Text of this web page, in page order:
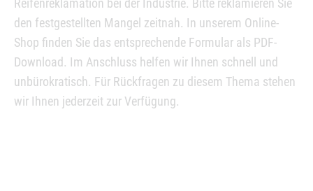
Reifenreklamation bei der Industrie. Bitte reklamieren Sie
den festgestellten Mangel zeitnah. In unserem Online-
Shop finden Sie das entsprechende Formular als PDF-
Download. Im Anschluss helfen wir Ihnen schnell und
unbürokratisch. Für Rückfragen zu diesem Thema stehen
wir Ihnen jederzeit zur Verfügung.